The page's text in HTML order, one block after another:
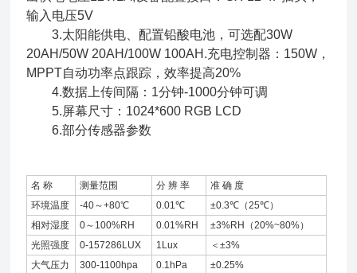
输入电压5V
3.太阳能供电、配置铅酸电池，可选配30W
20AH/50W 20AH/100W 100AH.充电控制器：150W，
MPPT自动功率点跟踪，效率提高20%
4.数据上传间隔：1分钟-1000分钟可调
5.屏幕尺寸：1024*600 RGB LCD
6.部分传感器参数
名 称 测量范围 分 辨 率
准 确 度
环境温度
-40～+80℃ 0.01℃
±0.3℃（25℃）
相对湿度
0～100%RH 0.01%RH
±3%RH（20%~80%）
光照强度
0-157286LUX 1Lux
＜±3%
大气压力
300-1100hpa 0.1hPa
±0.25%